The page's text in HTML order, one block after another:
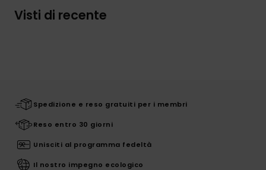
Visti di recente
Spedizione e reso gratuiti per i membri
Reso entro 30 giorni
Unisciti al programma fedeltà
Il nostro impegno ecologico